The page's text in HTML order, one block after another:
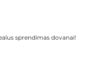
sprendimas dovanai!